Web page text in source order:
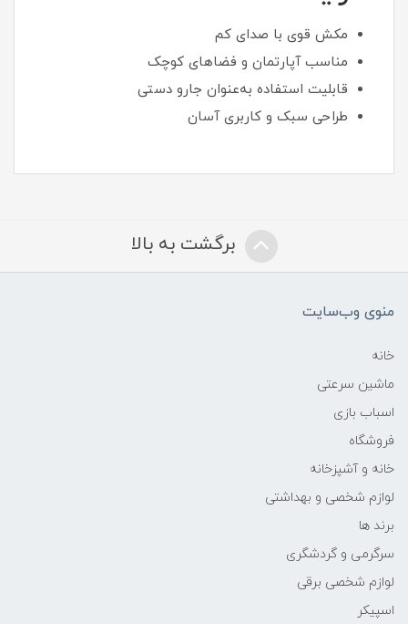
مکش قوی با صدای کم
مناسب آپارتمان و فضاهای کوچک
قابلیت استفاده به‌عنوان جارو دستی
طراحی سبک و کاربری آسان
برگشت به بالا
منوی وب‌سایت
خانه
ماشین سرعتی
اسباب بازی
فروشگاه
خانه و آشپزخانه
لوازم شخصی و بهداشتی
برند ها
سرگرمی و گردشگری
لوازم شخصی برقی
اسپیکر